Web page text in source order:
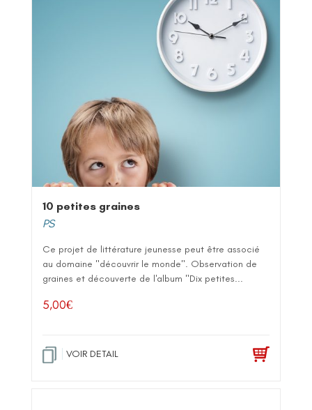
10 petites graines
PS
Ce projet de littérature jeunesse peut être associé
au domaine "découvrir le monde". Observation de
graines et découverte de l'album "Dix petites...
5,00€
VOIR DETAIL